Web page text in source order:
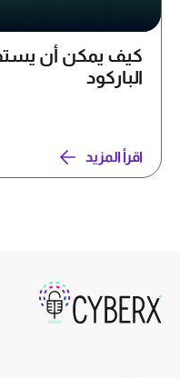
كيف يمكن أن
الباركود
اقرأ المزيد